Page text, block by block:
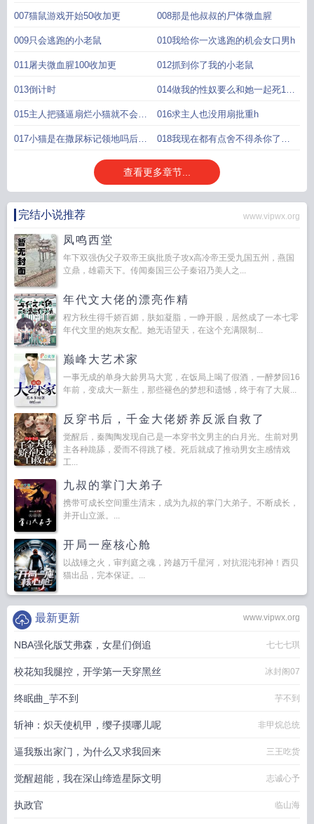
007猫鼠游戏开始50收加更 008那是他叔叔的尸体微血腥
009只会逃跑的小老鼠 010我给你一次逃跑的机会女口男h
011屠夫微血腥100收加更 012抓到你了我的小老鼠
013倒计时 014做我的性奴要么和她一起死150
收加更
015主人把骚逼扇烂小猫就不会发
情了微h
016求主人也没用扇批重h
017小猫是在撒尿标记领地吗后入 018我现在都有点舍不得杀你了
huolaшu c
查看更多章节...
完结小说推荐 www.vipwx.org
凤鸣西堂
年下双强伪父子双帝王疯批质子攻x高冷帝王受九国五州，燕国
立鼎，雄霸天下。传闻秦国三公子秦诏乃美人之...
年代文大佬的漂亮作精
程方秋生得千娇百媚，肤如凝脂，一睁开眼，居然成了一本七零
年代文里的炮灰女配。她无语望天，在这个充满限制...
巅峰大艺术家
一事无成的单身大龄男马大宽，在饭局上喝了假酒，一醉梦回16
年前，变成大一新生，那些褪色的梦想和遗憾，终于有了大展...
反穿书后，千金大佬娇养反派自救了
觉醒后，秦陶陶发现自己是一本穿书文男主的白月光。生前对男
主各种跪舔，爱而不得跳了楼。死后就成了推动男女主感情戏
工...
九叔的掌门大弟子
携带可成长空间重生清末，成为九叔的掌门大弟子。不断成长，
并开山立派。...
开局一座核心舱
以战锤之火，审判庭之魂，跨越万千星河，对抗混沌邪神！西贝
猫出品，完本保证。...
www.vipwx.org
最新更新
NBA强化版艾弗森，女星们倒追 七七七琪
校花知我腿控，开学第一天穿黑丝 冰封阁07
终眠曲_芋不到 芋不到
斩神：炽天使机甲，缨子摸哪儿呢 非甲烷总统
逼我叛出家门，为什么又求我回来 三王吃货
觉醒超能，我在深山缔造星际文明 志诚心予
执政官 临山海